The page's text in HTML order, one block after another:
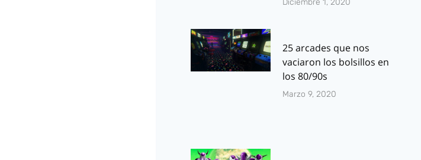
Diciembre 1, 2020
25 arcades que nos
vaciaron los bolsillos en
los 80/90s
Marzo 9, 2020